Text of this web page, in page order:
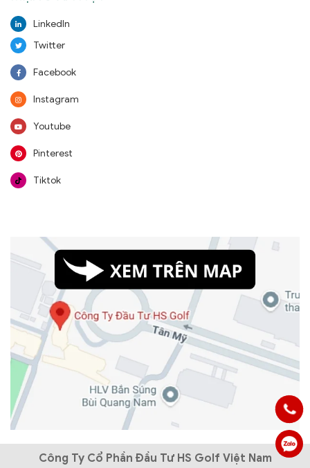
LinkedIn
Twitter
Facebook
Instagram
Youtube
Pinterest
Tiktok
Công Ty Cổ Phần Đầu Tư HS Golf Việt Nam